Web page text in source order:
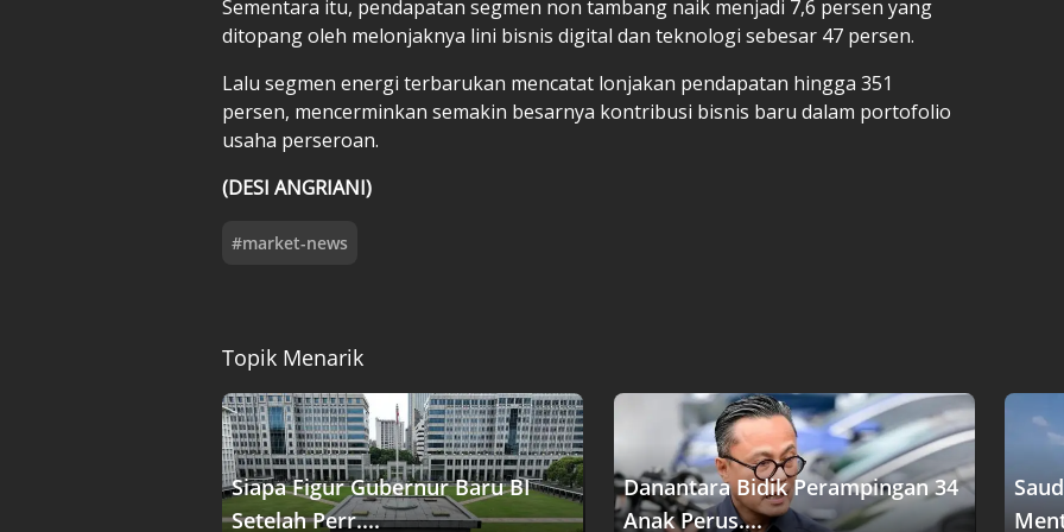
Sementara itu, pendapatan segmen non tambang naik menjadi 7,6 persen yang
ditopang oleh melonjaknya lini bisnis digital dan teknologi sebesar 47 persen.
Lalu segmen energi terbarukan mencatat lonjakan pendapatan hingga 351
persen, mencerminkan semakin besarnya kontribusi bisnis baru dalam portofolio
usaha perseroan.
(DESI ANGRIANI)
#market-news
Topik Menarik
Siapa Figur Gubernur Baru BI
Setelah Perr....
Danantara Bidik Perampingan 34
Anak Perus....